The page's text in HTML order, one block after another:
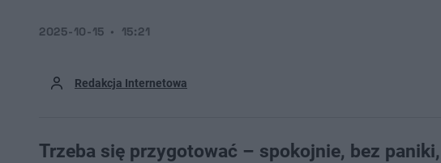
Redakcja Internetowa
2025-10-15 15:21
Trzeba się przygotować – spokojnie, bez